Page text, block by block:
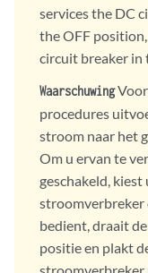
services the DC
the OFF
circuit breaker in
Waarschuwing
procedures
stroom naar het
Om u ervan te
geschakeld,
bedient, draait
positie en plakt